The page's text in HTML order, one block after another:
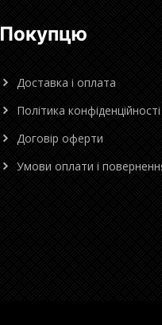
Покупцю
Доставка і оплата
Політика конфіденційності
Договір оферти
Умови оплати і